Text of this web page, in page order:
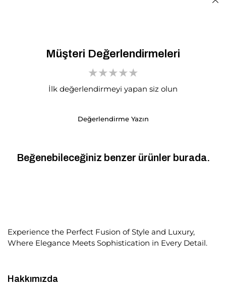
Müşteri Değerlendirmeleri
İlk değerlendirmeyi yapan siz olun
Değerlendirme Yazın
Beğenebileceğiniz benzer ürünler burada.
Experience the Perfect Fusion of Style and Luxury,
Where Elegance Meets Sophistication in Every Detail.
Hakkımızda